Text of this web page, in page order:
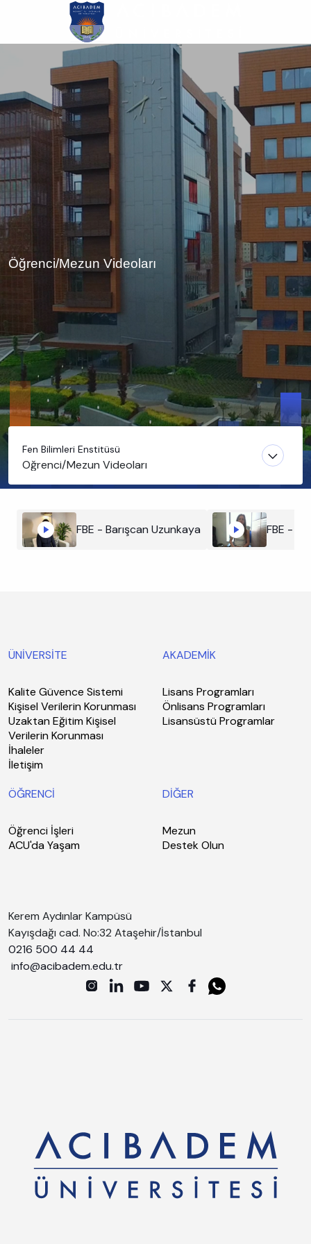
atla
Öğrenci/Mezun Videoları
Fen Bilimleri Enstitüsü
Öğrenci/Mezun Videoları
FBE - Barışcan Uzunkaya FBE -
ÜNİVERSİTE
Kalite Güvence Sistemi
Kişisel Verilerin Korunması
Uzaktan Eğitim Kişisel
Verilerin Korunması
İhaleler
İletişim
AKADEMİK
Lisans Programları
Önlisans Programları
Lisansüstü Programlar
ÖĞRENCİ
Öğrenci İşleri
ACU'da Yaşam
DİĞER
Mezun
Destek Olun
Kerem Aydınlar Kampüsü
Kayışdağı cad. No:32 Ataşehir/İstanbul
0216 500 44 44
info@acibadem.edu.tr